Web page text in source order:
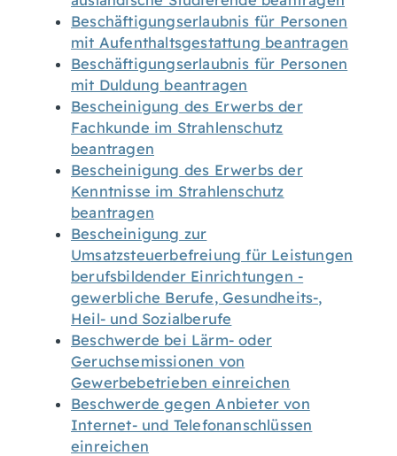
Beschäftigungserlaubnis für Personen
mit Aufenthaltsgestattung beantragen
Beschäftigungserlaubnis für Personen
mit Duldung beantragen
Bescheinigung des Erwerbs der
Fachkunde im Strahlenschutz
beantragen
Bescheinigung des Erwerbs der
Kenntnisse im Strahlenschutz
beantragen
Bescheinigung zur
Umsatzsteuerbefreiung für Leistungen
berufsbildender Einrichtungen -
gewerbliche Berufe, Gesundheits-,
Heil- und Sozialberufe
Beschwerde bei Lärm- oder
Geruchsemissionen von
Gewerbebetrieben einreichen
Beschwerde gegen Anbieter von
Internet- und Telefonanschlüssen
einreichen